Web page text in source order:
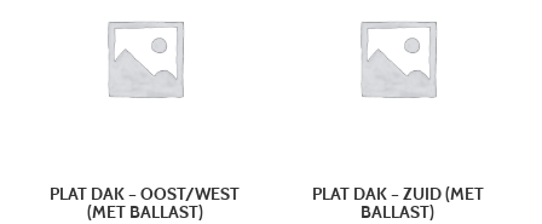
PLAT DAK – OOST/WEST
(MET BALLAST)
PLAT DAK – ZUID (MET
BALLAST)